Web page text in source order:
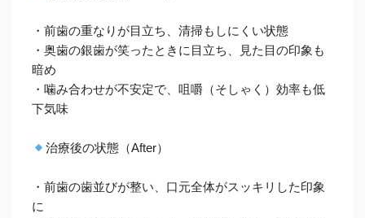
・前歯の重なりが目立ち、清掃もしにくい状態
・奥歯の銀歯が笑ったときに目立ち、見た目の印象も
暗め
・噛み合わせが不安定で、咀嚼（そしゃく）効率も低
下気味
治療後の状態（After）
・前歯の歯並びが整い、口元全体がスッキリした印象
に